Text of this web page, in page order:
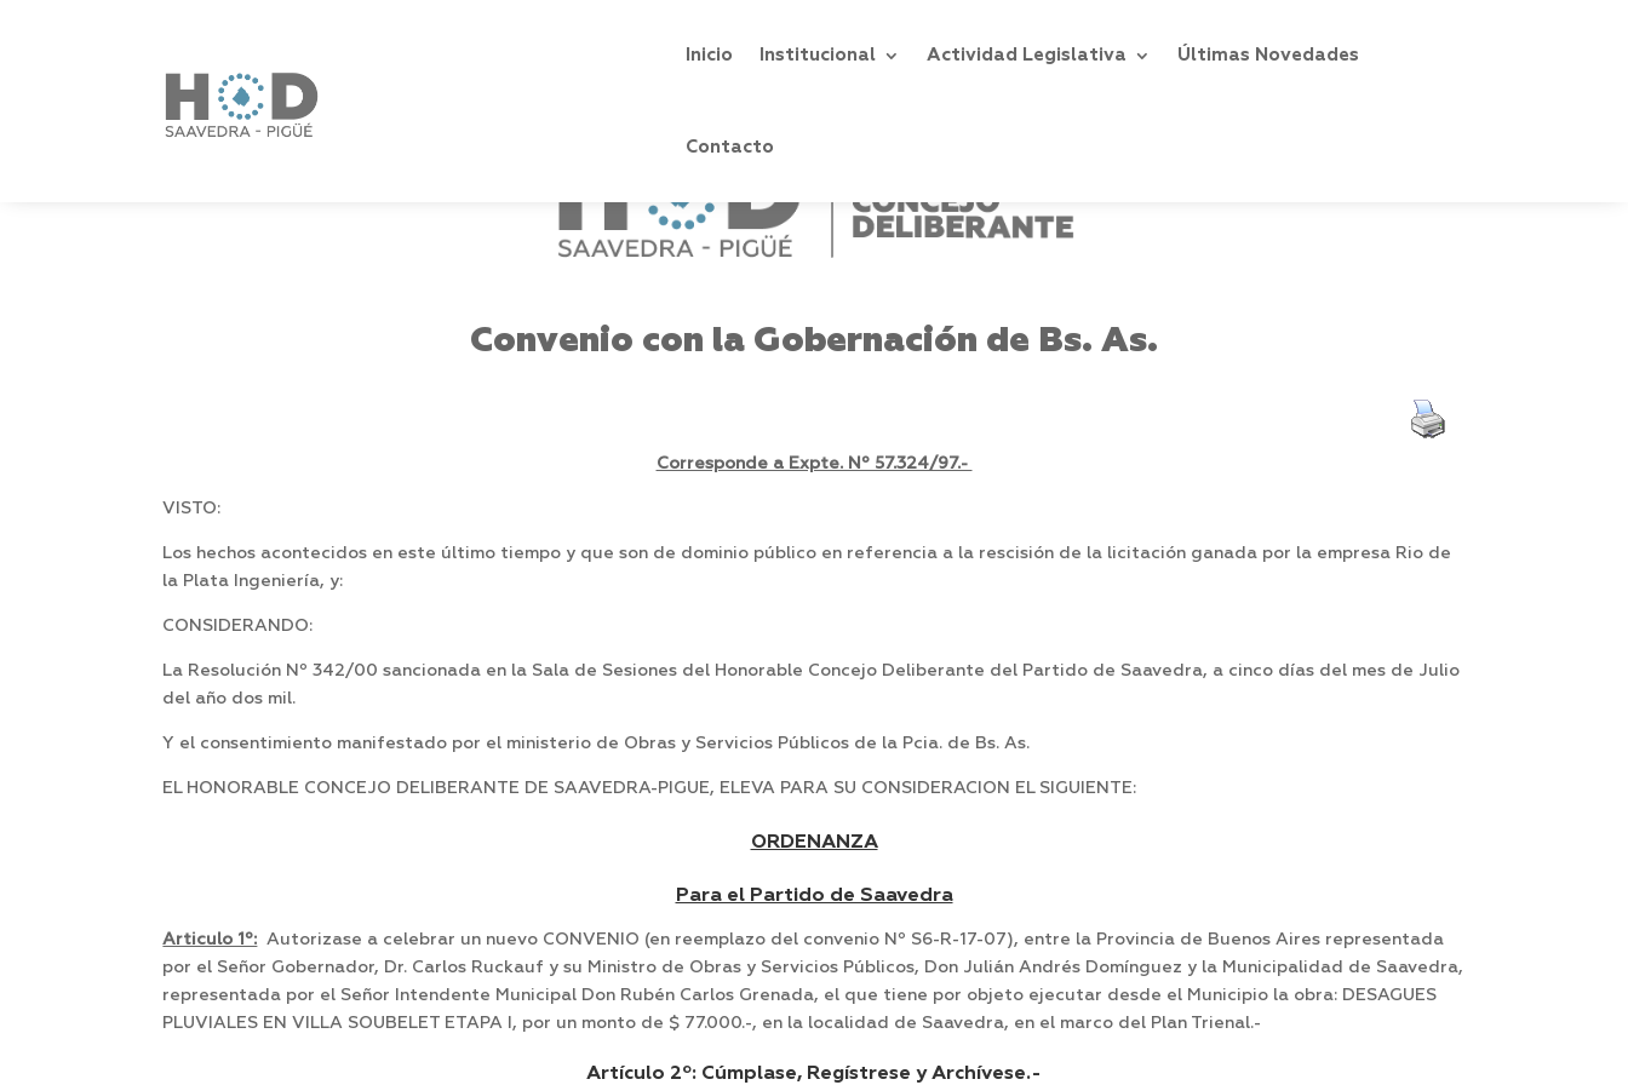
Inicio Institucional Actividad Legislativa Últimas Novedades
Contacto
Convenio con la Gobernación de Bs. As.
Corresponde a Expte. Nº 57.324/97.-
VISTO:
Los hechos acontecidos en este último tiempo y que son de dominio público en referencia a la rescisión de la licitación ganada por la empresa Rio de
la Plata Ingeniería, y:
CONSIDERANDO:
La Resolución Nº 342/00 sancionada en la Sala de Sesiones del Honorable Concejo Deliberante del Partido de Saavedra, a cinco días del mes de Julio
del año dos mil.
Y el consentimiento manifestado por el ministerio de Obras y Servicios Públicos de la Pcia. de Bs. As.
EL HONORABLE CONCEJO DELIBERANTE DE SAAVEDRA-PIGUE, ELEVA PARA SU CONSIDERACION EL SIGUIENTE:
ORDENANZA
Para el Partido de Saavedra
Articulo 1º: Autorizase a celebrar un nuevo CONVENIO (en reemplazo del convenio Nº S6-R-17-07), entre la Provincia de Buenos Aires representada
por el Señor Gobernador, Dr. Carlos Ruckauf y su Ministro de Obras y Servicios Públicos, Don Julián Andrés Domínguez y la Municipalidad de Saavedra,
representada por el Señor Intendente Municipal Don Rubén Carlos Grenada, el que tiene por objeto ejecutar desde el Municipio la obra: DESAGUES
PLUVIALES EN VILLA SOUBELET ETAPA I, por un monto de $ 77.000.-, en la localidad de Saavedra, en el marco del Plan Trienal.-
Artículo 2º: Cúmplase, Regístrese y Archívese.-